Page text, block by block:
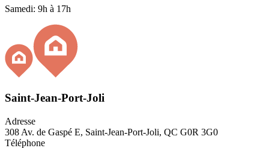
Samedi: 9h à 17h
Saint-Jean-Port-Joli
Adresse
308 Av. de Gaspé E, Saint-Jean-Port-Joli, QC G0R 3G0
Téléphone